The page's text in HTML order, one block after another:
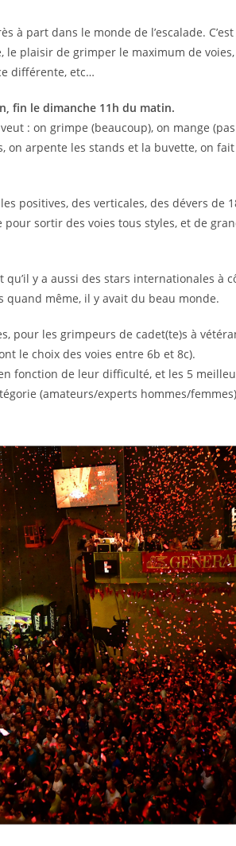
à part dans le monde de l’escalade.
le plaisir de grimper le maximum de
différente, etc…
fin le dimanche 11h du matin.
: on grimpe (beaucoup), on mange
on arpente les stands et la buvette, on
positives, des verticales, des dévers de
sortir des voies tous styles, et de
qu’il y a aussi des stars internationales
quand même, il y avait du beau monde.
pour les grimpeurs de cadet(te)s à
le choix des voies entre 6b et 8c).
fonction de leur difficulté, et les 5
(amateurs/experts hommes/